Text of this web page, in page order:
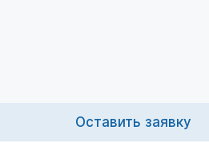
Оставить заявку